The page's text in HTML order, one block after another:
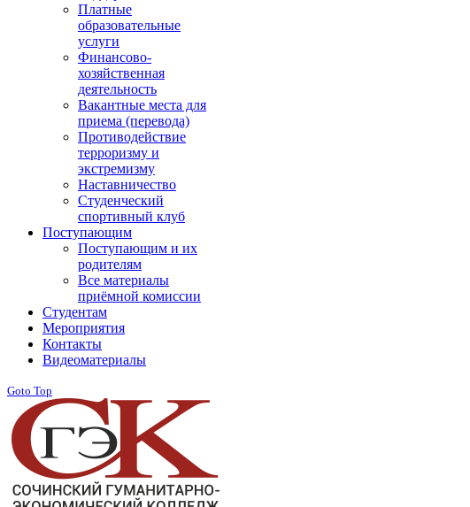
Платные
образовательные
услуги
Финансово-
хозяйственная
деятельность
Вакантные места для
приема (перевода)
Противодействие
терроризму и
экстремизму
Наставничество
Студенческий
спортивный клуб
Поступающим
Поступающим и их
родителям
Все материалы
приёмной комиссии
Студентам
Мероприятия
Контакты
Видеоматериалы
Goto Top